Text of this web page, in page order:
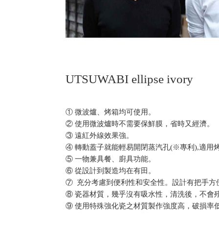
UTSUWABI ellipse ivory
① 微波爐、烤箱均可使用。
② 使用微波爐時不需要保鮮膜，省時又經濟。
③ 遠紅外線效果強。
④ 轉動蓋子就能輕易開閉蒸汽孔(※專利),適用
⑤ 一物兼具餐、廚具功能。
⑥ 從設計到製造均在有田。
⑦ 充分考慮到便利性和安全性。設計有把手方
⑧ 瓷器材質，幾乎沒有吸水性，清洗後，不會
⑨ 使用特殊強化瓷之材質製作強度高，破損率